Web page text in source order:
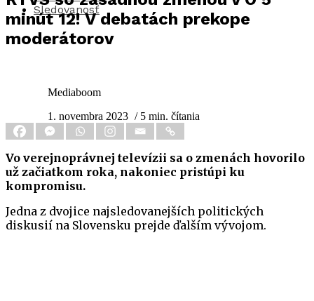
Sledovanosť
minút 12! V debatách prekope
moderátorov
Mediaboom
1. novembra 2023 / 5 min. čítania
Vo verejnoprávnej televízii sa o zmenách hovorilo
už začiatkom roka, nakoniec pristúpi ku
kompromisu.
Jedna z dvojice najsledovanejších politických
diskusií na Slovensku prejde ďalším vývojom.